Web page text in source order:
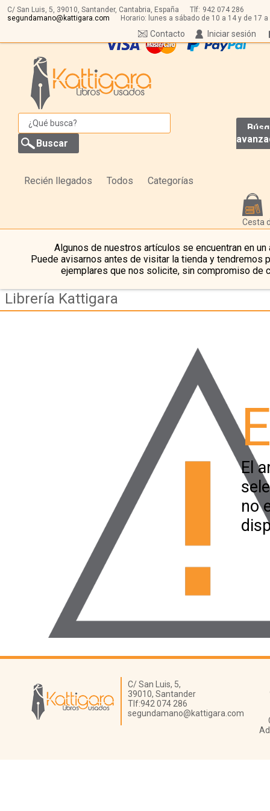
C/ San Luis, 5, 39010, Santander, Cantabria, España Tlf: 942 074 286
segundamano@kattigara.com
Horario: lunes a sábado de 10 a 14 y de 17 a
Iniciar sesión
Contacto
Recién llegados Todos Categorías
Cesta
Algunos de nuestros artículos se encuentran en un
Puede avisarnos antes de visitar la tienda y tendremos
ejemplares que nos solicite, sin compromiso de
Librería Kattigara
El
no
Librería Kattigara
C/ San Luis, 5,
39010, Santander
Tlf:942 074 286
segundamano@kattigara.com